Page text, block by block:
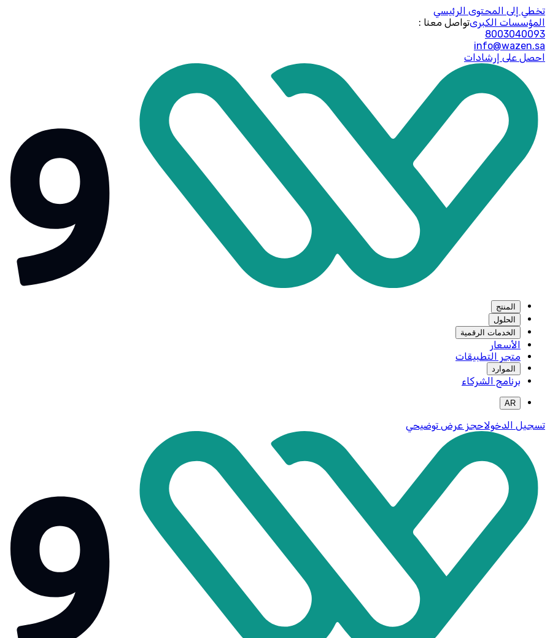
تخطي إلى المحتوى الرئيسي
المؤسسات الكبرى: تواصل معنا
8003040093
info@wazen.sa
احصل على إرشادات
المنتج
الحلول
الخدمات الرقمية
الأسعار
متجر التطبيقات
الموارد
برنامج الشركاء
AR
تسجيل الدخولاحجز عرض توضيحي